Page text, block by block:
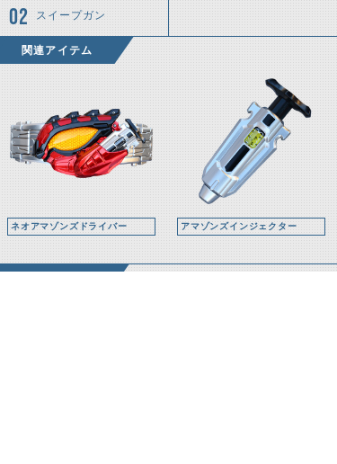
スイープガン
関連アイテム
ネオアマゾンズドライバー アマゾンズインジェクター